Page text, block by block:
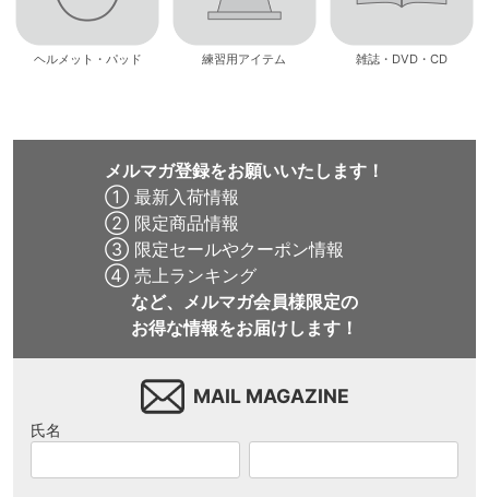
ヘルメット・パッド 練習用アイテム 雑誌・DVD・CD
メルマガ登録をお願いいたします！
① 最新入荷情報
② 限定商品情報
③ 限定セールやクーポン情報
④ 売上ランキング
など、メルマガ会員様限定の
お得な情報をお届けします！
MAIL MAGAZINE
氏名